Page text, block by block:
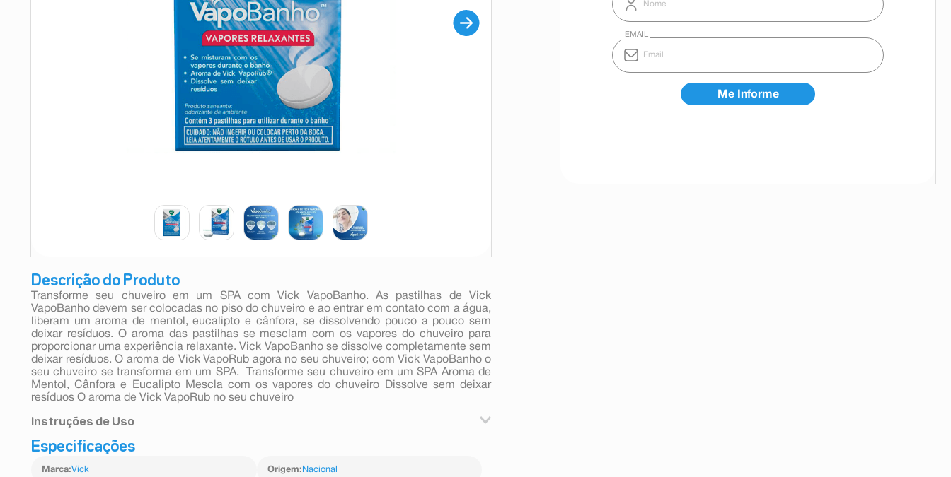
Descrição do Produto
Transforme seu chuveiro em um SPA com Vick VapoBanho. As pastilhas de Vick
VapoBanho devem ser colocadas no piso do chuveiro e ao entrar em contato com a água,
liberam um aroma de mentol, eucalipto e cânfora, se dissolvendo pouco a pouco sem
deixar resíduos. O aroma das pastilhas se mesclam com os vapores do chuveiro para
proporcionar uma experiência relaxante. Vick VapoBanho se dissolve completamente sem
deixar resíduos. O aroma de Vick VapoRub agora no seu chuveiro; com Vick VapoBanho o
seu chuveiro se transforma em um SPA. Transforme seu chuveiro em um SPA Aroma de
Mentol, Cânfora e Eucalipto Mescla com os vapores do chuveiro Dissolve sem deixar
resíduos O aroma de Vick VapoRub no seu chuveiro
Instruções de Uso
Corte Para Abrir A Embalagem E Coloque A Pastilha No Chão Do Chuveiro, Para Obter
Utilizado Em Banheiras, Uso Adulto, Não Deve Ser Utilizado Por Crianças.
Especificações
Marca:Vick Origem: Nacional
9º esmalte
absorvente